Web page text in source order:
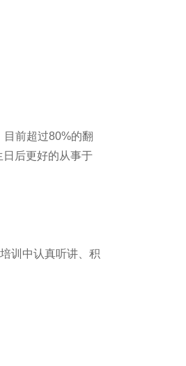
前超过80%的翻
后更好的从事于
训中认真听讲、积